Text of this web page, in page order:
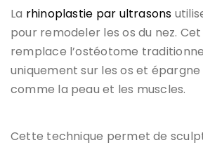
La rhinoplastie par ultrasons
pour remodeler les os du nez.
remplace l’ostéotome
uniquement sur les os et épargne
comme la peau et les muscles.
Cette technique permet de